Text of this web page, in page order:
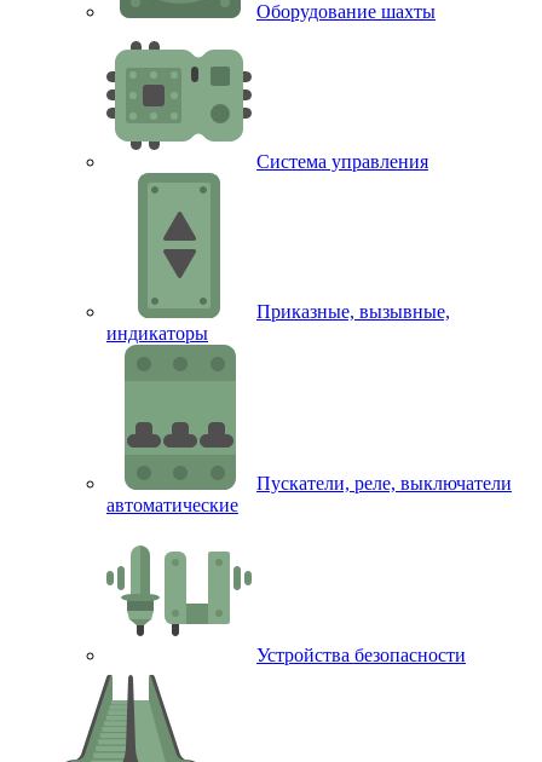
Оборудование шахты
Система управления
Приказные, вызывные,
индикаторы
Пускатели, реле, выключатели
автоматические
Устройства безопасности